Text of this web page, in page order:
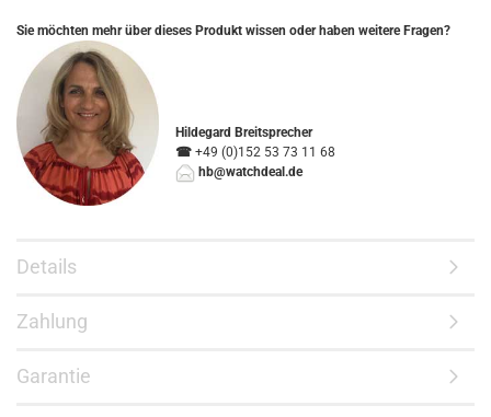
Sie möchten mehr über dieses Produkt wissen oder haben weitere Fragen?
Hildegard Breitsprecher
☎ +49 (0)152 53 73 11 68
hb@watchdeal.de
Details
Zahlung
Garantie